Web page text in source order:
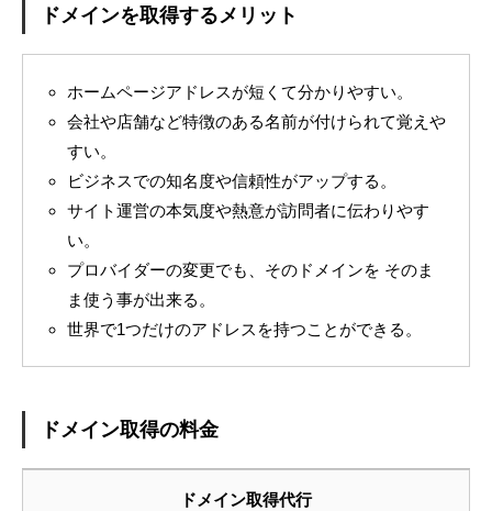
ドメインを取得するメリット
ホームページアドレスが短くて分かりやすい。
会社や店舗など特徴のある名前が付けられて覚えや
すい。
ビジネスでの知名度や信頼性がアップする。
サイト運営の本気度や熱意が訪問者に伝わりやす
い。
プロバイダーの変更でも、そのドメインを そのま
ま使う事が出来る。
世界で1つだけのアドレスを持つことができる。
ドメイン取得の料金
ドメイン取得代行